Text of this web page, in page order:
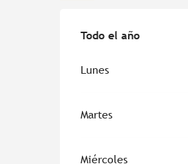
Todo el año
Todo el año
Lunes
Martes
Miércoles